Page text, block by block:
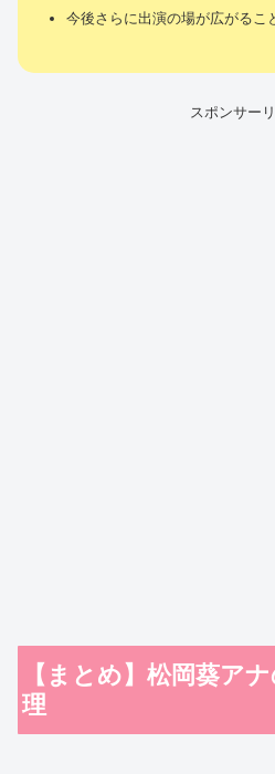
今後さらに出演の場が広がるこ
スポンサー
【まとめ】松岡葵ア
理